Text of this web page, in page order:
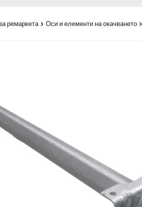
ремаркета Оси и елементи на окачването